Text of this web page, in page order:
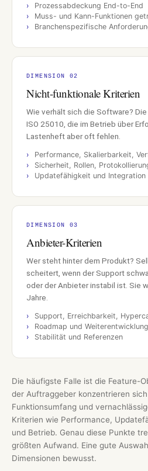
Prozessabdeckung End-to-End
Muss- und Kann-Funktionen
Branchenspezifische
DIMENSION 02
Nicht-funktionale Kriterien
Wie verhält sich die Software?
ISO 25010, die im Betrieb über
Lastenheft aber oft fehlen.
Performance, Skalierbarkeit,
Sicherheit, Rollen,
Updatefähigkeit und Integration
DIMENSION 03
Anbieter-Kriterien
Wer steht hinter dem Produkt?
scheitert, wenn der Support
oder der Anbieter instabil ist. Sie
Jahre.
Support, Erreichbarkeit,
Roadmap und Weiterentwicklung
Stabilität und Referenzen
Die häufigste Falle ist die Feature-
der Auftraggeber konzentrieren
Funktionsumfang und
Kriterien wie Performance,
und Betrieb. Genau diese Punkte
größten Aufwand. Eine gute
Dimensionen bewusst.